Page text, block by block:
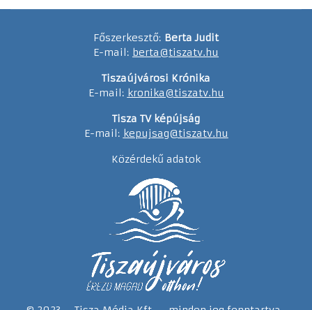
Főszerkesztő: Berta Judit
E-mail: berta@tiszatv.hu
Tiszaújvárosi Krónika
E-mail: kronika@tiszatv.hu
Tisza TV képújság
E-mail: kepujsag@tiszatv.hu
Közérdekű adatok